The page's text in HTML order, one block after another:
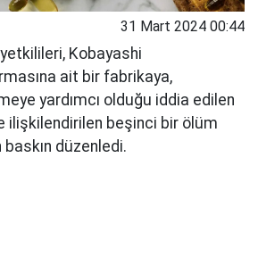
31 Mart 2024 00:44
Kobayashi
ait bir fabrikaya,
yardımcı olduğu iddia edilen
ilişkilendirilen beşinci bir ölüm
baskın düzenledi.